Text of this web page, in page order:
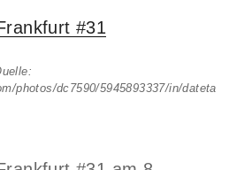
#31
photos/dc7590/5945893337/in/dateta